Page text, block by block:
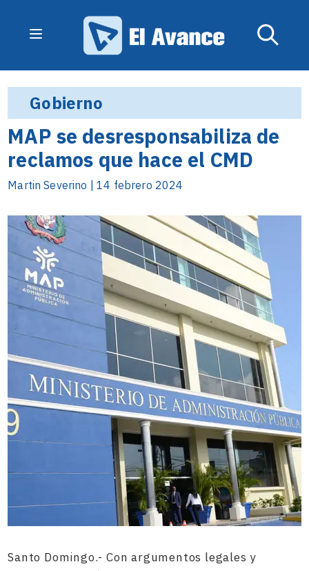
Gobierno
MAP se desresponsabiliza de
reclamos que hace el CMD
Martin Severino | 14 febrero 2024
Santo Domingo.- Con argumentos legales y